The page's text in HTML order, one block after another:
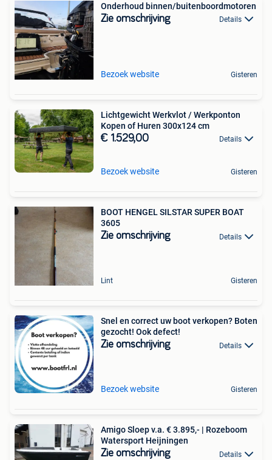
Onderhoud binnen/buitenboordmotoren
Zie omschrijving Details
Bezoek website Gisteren
Lichtgewicht Werkvlot / Werkponton
Kopen of Huren 300x124 cm
€ 1.529,00 Details
Bezoek website Gisteren
BOOT HENGEL SILSTAR SUPER BOAT
3605
Zie omschrijving Details
Lint Gisteren
Snel en correct uw boot verkopen? Boten
gezocht! Ook defect!
Zie omschrijving Details
Bezoek website Gisteren
Amigo Sloep v.a. € 3.895,- | Rozeboom
Watersport Heijningen
Zie omschrijving Details